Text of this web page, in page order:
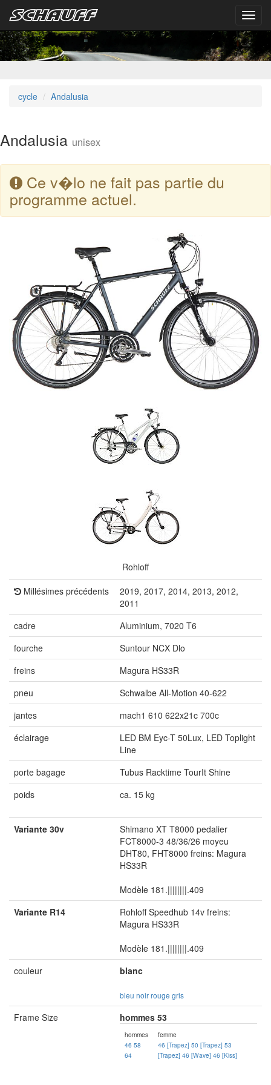
cycle Andalusia
Andalusia unisex
Ce v�lo ne fait pas partie du
programme actuel.
Rohloff
Millésimes précédents
2019, 2017, 2014, 2013, 2012,
2011
cadre
Aluminium, 7020 T6
fourche
Suntour NCX Dlo
freins
Magura HS33R
pneu
Schwalbe All-Motion 40-622
jantes
mach1 610 622x21c 700c
éclairage
LED BM Eyc-T 50Lux, LED Toplight
Line
porte bagage
Tubus Racktime TourIt Shine
poids
ca. 15 kg
Variante 30v
Shimano XT T8000 pedalier
FCT8000-3 48/36/26 moyeu
DHT80, FHT8000 freins: Magura
HS33R
Modèle 181.||||||||.409
Variante R14
Rohloff Speedhub 14v freins:
Magura HS33R
Modèle 181.||||||||.409
couleur
blanc
bleu noirrouge gris
Frame Size hommes 53
hommes
46 58
64
femme
46 [Trapez] 50 [Trapez] 53
[Trapez] 46 [Wave] 46 [Kiss]